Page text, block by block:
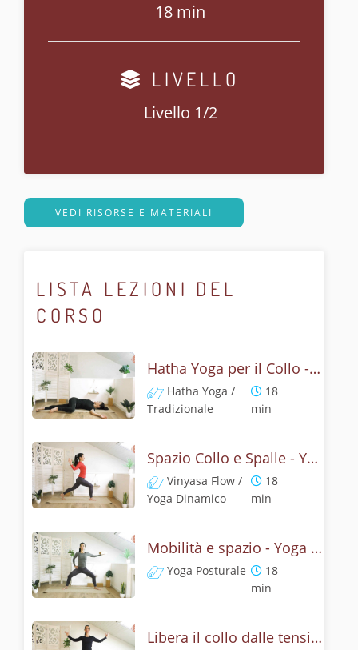
18 min
LIVELLO
Livello 1/2
VEDI RISORSE E MATERIALI
LISTA LEZIONI DEL
CORSO
Hatha Yoga per il Collo - Movimento con il Respiro
Hatha Yoga /
Tradizionale
18
min
Spazio Collo e Spalle - Yoga Flow Senza Polsi
Vinyasa Flow /
Yoga Dinamico
18
min
Mobilità e spazio - Yoga per collo, spalle e polsi
Yoga Posturale
18
min
Libera il collo dalle tensioni - Yoga e mobilità